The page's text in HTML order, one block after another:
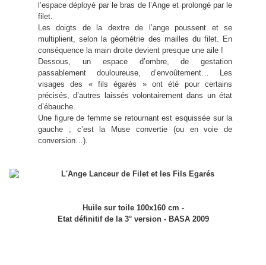
l’espace déployé par le bras de l’Ange et prolongé par le
filet.
Les doigts de la dextre de l’ange poussent et se
multiplient, selon la géométrie des mailles du filet. En
conséquence la main droite devient presque une aile !
Dessous, un espace d’ombre, de gestation
passablement douloureuse, d’envoûtement… Les
visages des « fils égarés » ont été pour certains
précisés, d’autres laissés volontairement dans un état
d’ébauche.
Une figure de femme se retournant est esquissée sur la
gauche ; c’est la Muse convertie (ou en voie de
conversion…).
Huile sur toile 100x160 cm -
Etat définitif de la 3° version - BASA 2009